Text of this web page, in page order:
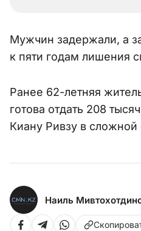
Мужчин задержали, а
к пяти годам лишения
Ранее 62-летняя
готова отдать 208
Киану Ривзу в сложной
Наиль